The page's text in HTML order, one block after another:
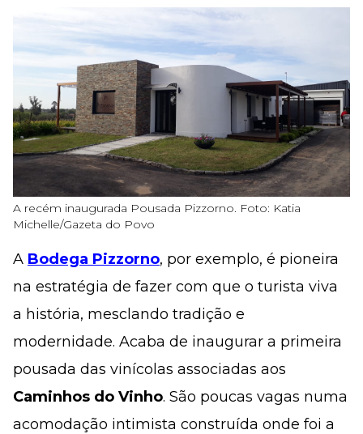
A recém inaugurada Pousada Pizzorno. Foto: Katia
Michelle/Gazeta do Povo
A Bodega Pizzorno, por exemplo, é pioneira
na estratégia de fazer com que o turista viva
a história, mesclando tradição e
modernidade. Acaba de inaugurar a primeira
pousada das vinícolas associadas aos
Caminhos do Vinho. São poucas vagas numa
acomodação intimista construída onde foi a